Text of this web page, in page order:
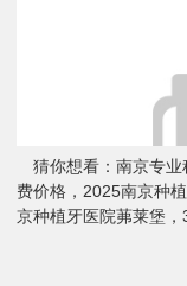
猜你想看：南京专业
费价格，2025南京种
京种植牙医院茀莱堡，